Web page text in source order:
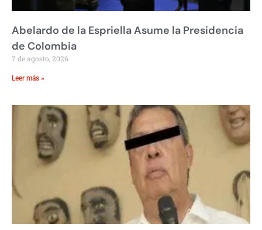
Abelardo de la Espriella Asume la Presidencia
de Colombia
7 de agosto, 2026
Leer más »